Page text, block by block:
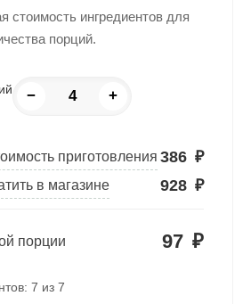
стоимость ингредиентов для
порций.
− +
приготовления 386 ₽
в магазине 928 ₽
порции 97 ₽
7 из 7